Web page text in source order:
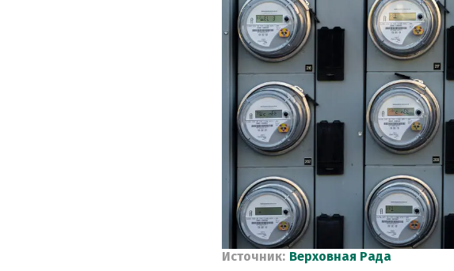
Источник: Верховная Рада